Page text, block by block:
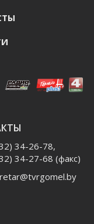
34-26-78,
34-27-68 (факс)